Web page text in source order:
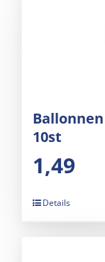
10st
1,49
Details